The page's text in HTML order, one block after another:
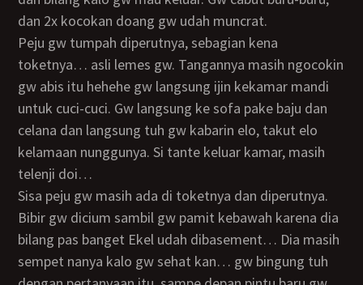
dan 2x kocokan doang gw udah muncrat.
Peju gw tumpah diperutnya, sebagian kena
toketnya… asli lemes gw. Tangannya masih ngocokin
gw abis itu hehehe gw langsung ijin kekamar mandi
untuk cuci-cuci. Gw langsung ke sofa pake baju dan
celana dan langsung tuh gw kabarin elo, takut elo
kelamaan nunggunya. Si tante keluar kamar, masih
telenji doi…
sisa peju gw masih ada di toketnya dan diperutnya.
Bibir gw dicium sambil gw pamit kebawah karena dia
bilang pas banget Ekel udah dibasement… Dia masih
sempet nanya kalo gw sehat kan… gw bingung tuh